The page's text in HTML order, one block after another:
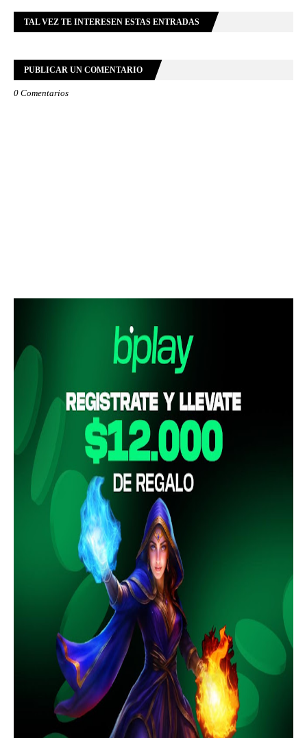
TAL VEZ TE INTERESEN ESTAS ENTRADAS
PUBLICAR UN COMENTARIO
0 Comentarios